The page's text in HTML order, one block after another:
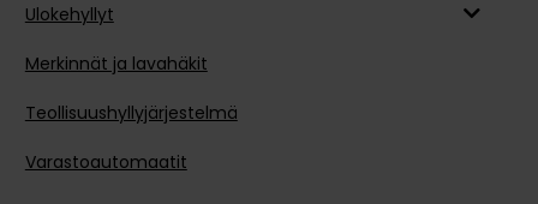
Ulokehyllyt
Merkinnät ja lavahäkit
Teollisuushyllyjärjestelmä
Varastoautomaatit